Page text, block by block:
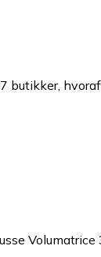
butikker,
Volumatrice